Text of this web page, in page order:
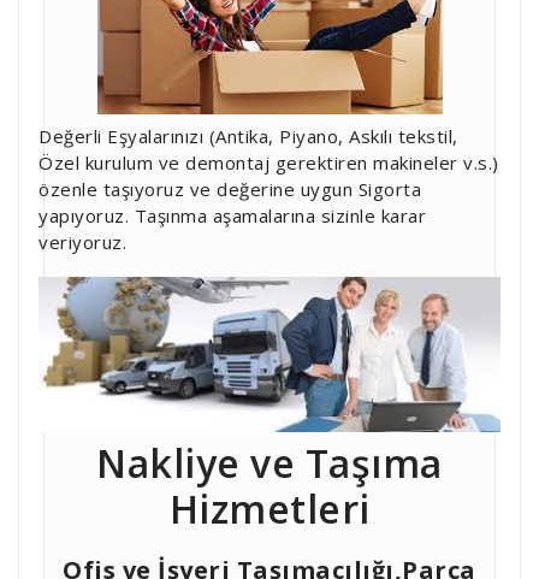
Değerli Eşyalarınızı (Antika, Piyano, Askılı tekstil,
Özel kurulum ve demontaj gerektiren makineler v.s.)
özenle taşıyoruz ve değerine uygun Sigorta
yapıyoruz. Taşınma aşamalarına sizinle karar
veriyoruz.
Nakliye ve Taşıma
Hizmetleri
Ofis ve İşyeri Taşımacılığı,Parça